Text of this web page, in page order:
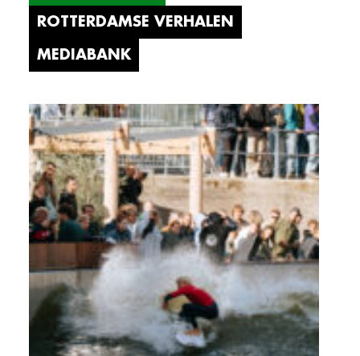
ROTTERDAMSE VERHALEN
MEDIABANK